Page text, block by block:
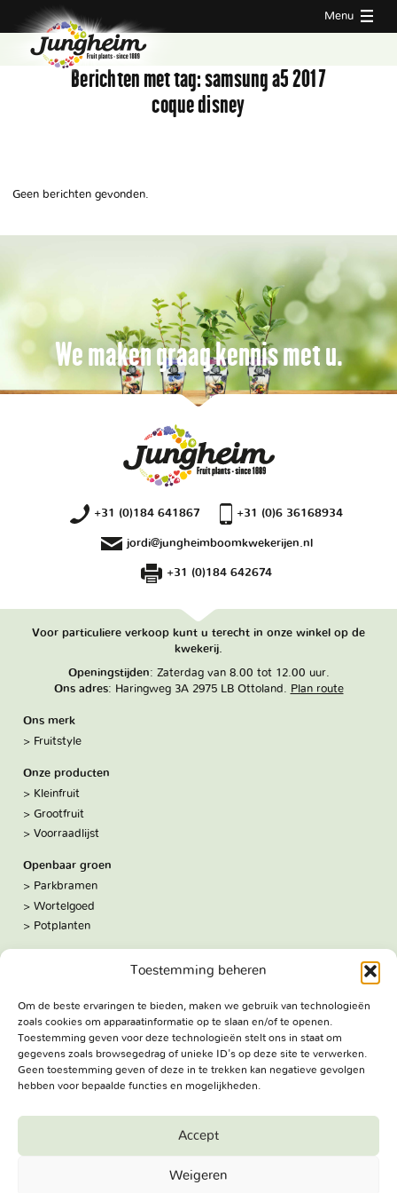
Toestemming beheren
Om de beste ervaringen te bieden, maken we gebruik van technologieën
zoals cookies om apparaatinformatie op te slaan en/of te openen.
Toestemming geven voor deze technologieën stelt ons in staat om
gegevens zoals browsegedrag of unieke ID's op deze site te verwerken.
Geen toestemming geven of deze in te trekken kan negatieve gevolgen
hebben voor bepaalde functies en mogelijkheden.
Accept
Weigeren
Menu
Berichten met tag:samsung a5 2017
coque disney
Geen berichten gevonden.
We maken graag kennis met u.
+31 (0)184 641867 +31 (0)6 36168934
jordi@jungheimboomkwekerijen.nl
+31 (0)184 642674
Voor particuliere verkoop kunt u terecht in onze winkel op de
kwekerij.
Openingstijden: Zaterdag van 8.00 tot 12.00 uur.
Ons adres: Haringweg 3A 2975 LB Ottoland. Plan route
Ons merk
Fruitstyle
Onze producten
Kleinfruit
Grootfruit
Voorraadlijst
Openbaar groen
Parkbramen
Wortelgoed
Potplanten
Volg ons:
Facebook
Bezoekadres
Haringweg 3A
2975 LB Ottoland
Reserved.